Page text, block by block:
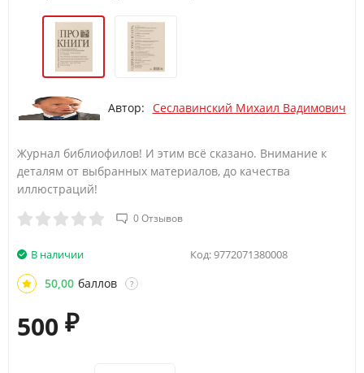
Автор: Сеславинский Михаил Вадимович
Журнал библиофилов! И этим всё сказано. Внимание к
деталям от выбранных материалов, до качества
иллюстраций!
0 Отзывов
Код:9772071380008
В наличии
50,00 баллов ?
500 ₽